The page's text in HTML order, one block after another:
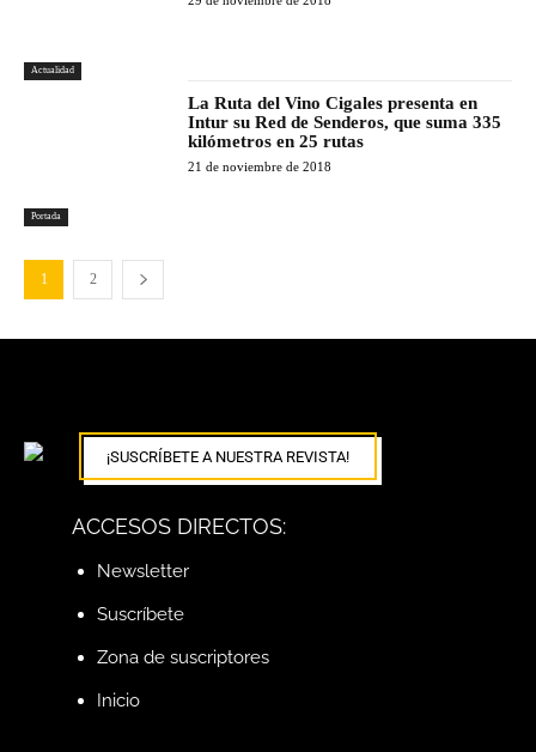
Actualidad
Portada
La Ruta del Vino Cigales presenta en
Intur su Red de Senderos, que suma 335
kilómetros en 25 rutas
21 de noviembre de 2018
1 2
¡SUSCRÍBETE A NUESTRA REVISTA!
ACCESOS DIRECTOS:
Newsletter
Suscríbete
Zona de suscriptores
Inicio